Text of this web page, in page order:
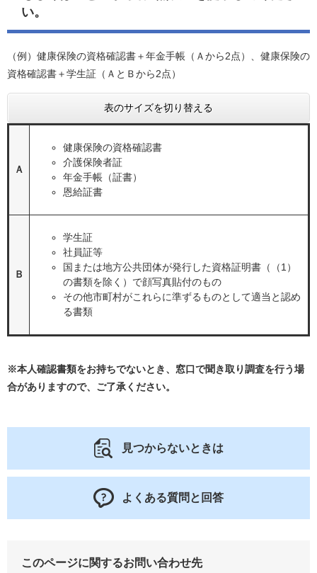
い。
（例）健康保険の資格確認書＋年金手帳（Ａから2点）、健康保険の
資格確認書＋学生証（ＡとＢから2点）
表のサイズを切り替える
Ａ
健康保険の資格確認書
介護保険者証
年金手帳（証書）
恩給証書
Ｂ
学生証
社員証等
国または地方公共団体が発行した資格証明書（（1）
の書類を除く）で顔写真貼付のもの
その他市町村がこれらに準ずるものとして適当と認め
る書類
※本人確認書類をお持ちでないとき、窓口で聞き取り調査を行う場
合がありますので、ご了承ください。
見つからないときは
よくある質問と回答
このページに関するお問い合わせ先